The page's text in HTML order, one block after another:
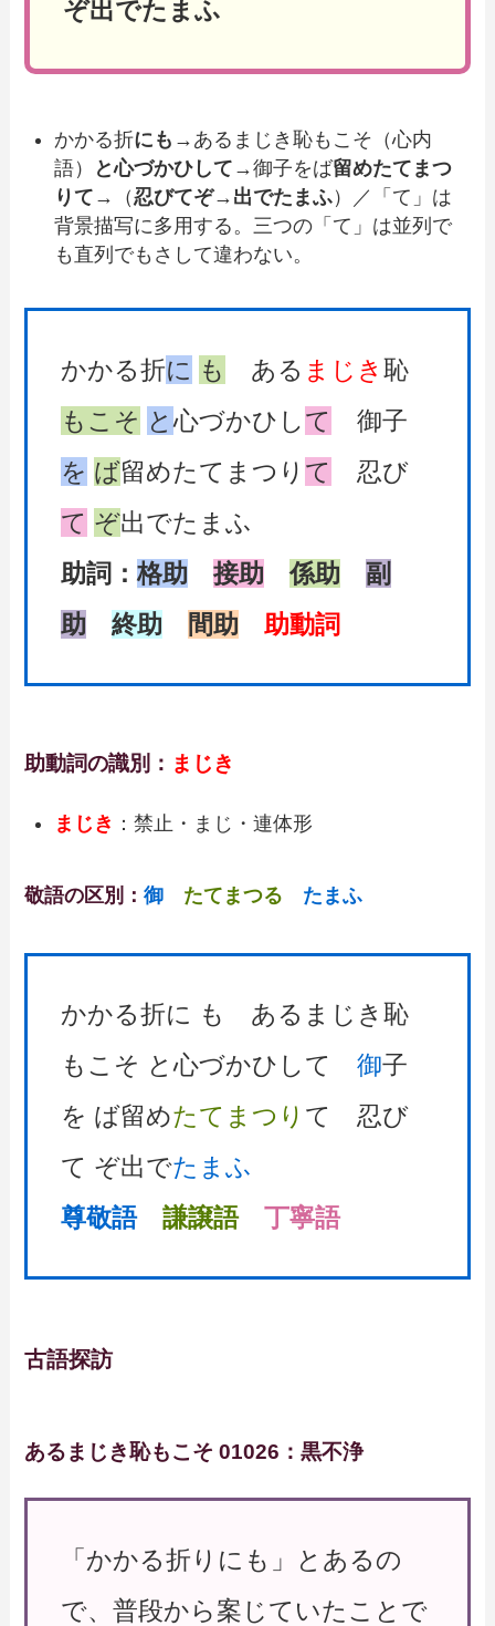
ぞ出でたまふ
かかる折にも →あるまじき恥もこそ（心内
語）
と心づかひして →御子をば留めたてまつ
りて →（忍びてぞ→ 出でたまふ）／「て」は
背景描写に多用する。三つの「て」は並列で
も直列でもさして違わない。
かかる折に も ある まじき恥
もこそ と心づかひして
御子
を ば留めたてまつり て
忍び
て ぞ出でたまふ
助詞：格助 接助 係助
副
助
終助 間助 助動詞
助動詞の識別： まじき
まじき ：禁止・まじ・連体形
敬語の区別：御 たてまつる たまふ
かかる折に も あるまじき恥
もこそ と心づかひして御子
を ば留めたてまつり て 忍び
て ぞ出でたまふ
尊敬語
謙譲語 丁寧語
古語探訪
あるまじき恥もこそ 01026：黒不浄
「かかる折りにも」とあるの
で、普段から案じていたことで